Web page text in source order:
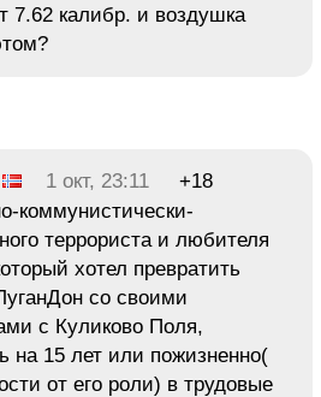
7.62 калибр. и воздушка
1 окт, 23:11
+18
коммунистически-
террориста и любителя
хотел превратить
со своими
с Куликово Поля,
на 15 лет или пожизненно(
от его роли) в трудовые